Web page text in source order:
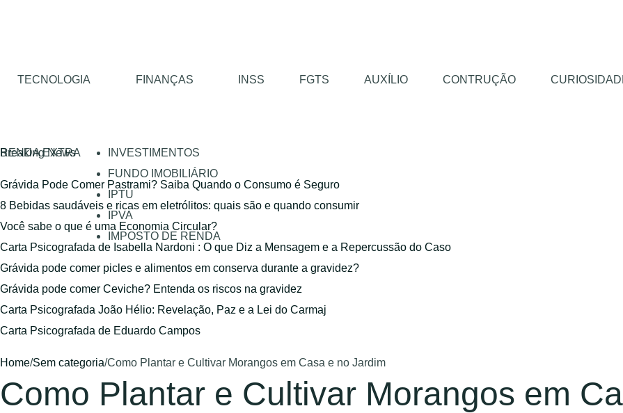
TECNOLOGIA
RENDA EXTRA
FINANÇAS
INVESTIMENTOS
FUNDO IMOBILIÁRIO
IPTU
IPVA
IMPOSTO DE RENDA
INSS FGTS AUXÍLIO CONTRUÇÃO
Breaking News
Grávida Pode Comer Pastrami? Saiba Quando o Consumo é Seguro
8 Bebidas saudáveis e ricas em eletrólitos: quais são e quando consumir
Você sabe o que é uma Economia Circular?
Carta Psicografada de Isabella Nardoni : O que Diz a Mensagem e a Repercussão do Caso
Grávida pode comer picles e alimentos em conserva durante a gravidez?
Grávida pode comer Ceviche? Entenda os riscos na gravidez
Carta Psicografada João Hélio: Revelação, Paz e a Lei do Carmaj
Carta Psicografada de Eduardo Campos
Home/Sem categoria/Como Plantar e Cultivar Morangos em Casa e no Jardim
Como Plantar e Cultivar Morangos em